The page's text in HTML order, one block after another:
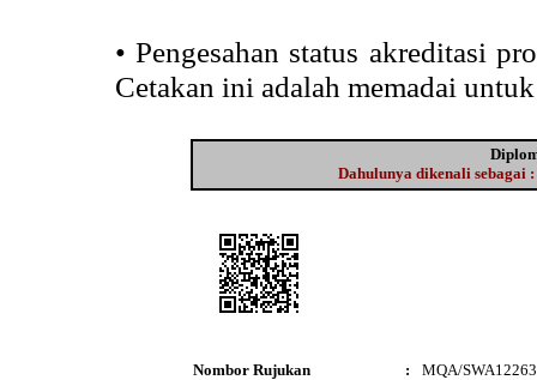
• Pengesahan status akreditasi
Cetakan ini adalah memadai
Dahulunya dikenali sebagai
Nombor Rujukan :
MQA/SWA12263